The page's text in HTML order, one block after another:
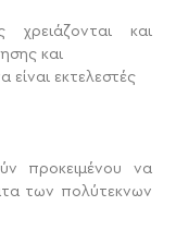
χρειάζονται και
και
είναι εκτελεστές
προκειμένου να
των πολύτεκνων